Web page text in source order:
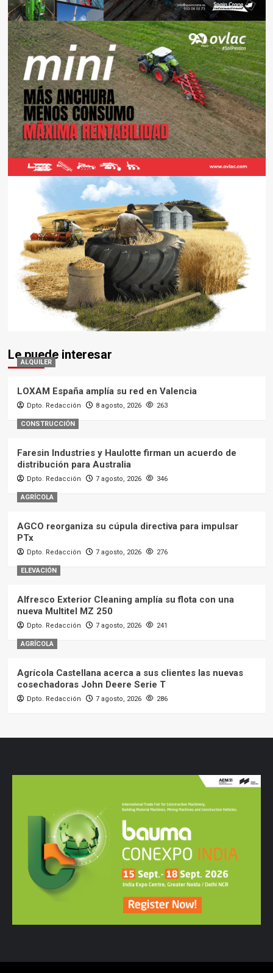
Le puede interesar
ALQUILER
LOXAM España amplía su red en Valencia
Dpto. Redacción 8 agosto, 2026 263
CONSTRUCCIÓN
Faresin Industries y Haulotte firman un acuerdo de
distribución para Australia
Dpto. Redacción 7 agosto, 2026 346
AGRÍCOLA
AGCO reorganiza su cúpula directiva para impulsar
PTx
Dpto. Redacción 7 agosto, 2026 276
ELEVACIÓN
Alfresco Exterior Cleaning amplía su flota con una
nueva Multitel MZ 250
Dpto. Redacción 7 agosto, 2026 241
AGRÍCOLA
Agrícola Castellana acerca a sus clientes las nuevas
cosechadoras John Deere Serie T
Dpto. Redacción 7 agosto, 2026 286